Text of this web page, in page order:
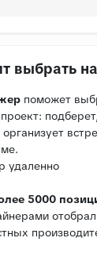
выбрать
поможет
удаленно
5000